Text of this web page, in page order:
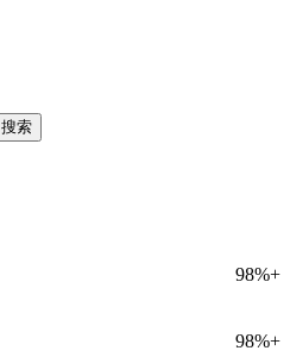
搜索
98%+
98%+